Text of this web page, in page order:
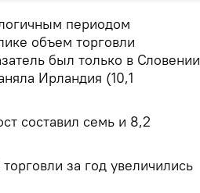
периодом
объем торговли
был только в Словении
Ирландия (10,1
составил семь и 8,2
за год увеличились